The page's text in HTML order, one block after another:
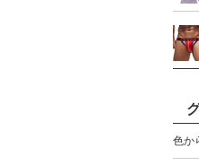
色か